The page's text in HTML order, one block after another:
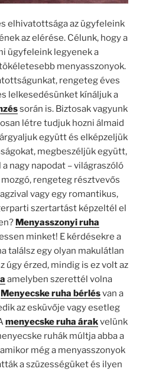
elhivatottsága az ügyfeleink
az elérése. Célunk, hogy a
ügyfeleink legyenek a
menyasszonyok.
rengeteg éves
lelkesedésünket kínáljuk a
során is. Biztosak vagyunk
létre tudjuk hozni álmaid
együtt és elképzeljük
megbeszéljük együtt,
nagy napodat – világraszóló
rengeteg résztvevős
vagy egy romantikus,
szertartást képzeltél el
Menyasszonyi ruha
minket! E kérdésekre a
találsz egy olyan makulátlan
úgy érzed, mindig is ez volt az
amelyben szerettél volna
Menyecske ruha bérlésvan a
az esküvője vagy esetleg
menyecske ruha árakvelünk
ruhák múltja abba a
még a menyasszonyok
a szüzességüket és ilyen